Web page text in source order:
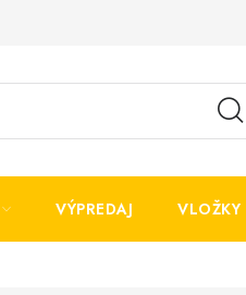
VÝPREDAJ VLOŽKY